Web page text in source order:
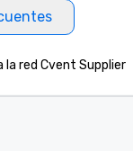
la red Cvent Supplier